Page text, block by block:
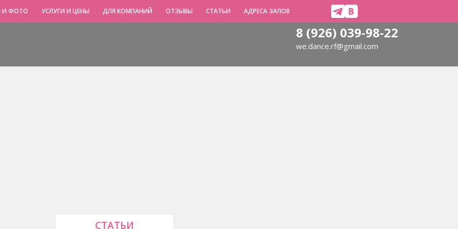
8 (926) 039-98-22
we.dance.rf@gmail.com
И ФОТО УСЛУГИ И ЦЕНЫ ДЛЯ КОМПАНИЙ ОТЗЫВЫ СТАТЬИ АДРЕСА ЗАЛОВ
СТАТЬИ